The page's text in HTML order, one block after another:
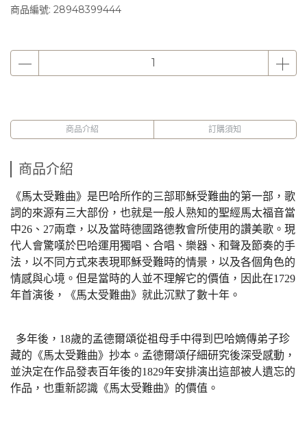
商品編號: 28948399444
商品介紹 訂購須知
商品介紹
《馬太受難曲》是巴哈所作的三部耶穌受難曲的第一部，歌
詞的來源有三大部份，也就是一般人熟知的聖經馬太福音當
中26 、 27兩章，以及當時德國路德教會所使用的讚美歌。現
代人會驚嘆於巴哈運用獨唱、合唱、樂器、和聲及節奏的手
法，以不同方式來表現耶穌受難時的情景，以及各個角色的
情感與心境。但是當時的人並不理解它的價值，因此在1729
年首演後，《馬太受難曲》就此沉默了數十年。
多年後， 18歲的孟德爾頌從祖母手中得到巴哈嫡傳弟子珍
藏的《馬太受難曲》抄本。孟德爾頌仔細研究後深受感動，
並決定在作品發表百年後的1829年安排演出這部被人遺忘的
作品，也重新認識《馬太受難曲》的價值。